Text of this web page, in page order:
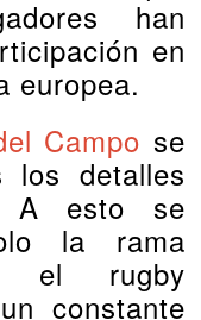
han
en
europea.
Campo se
los detalles
A esto se
la rama
el rugby
constante